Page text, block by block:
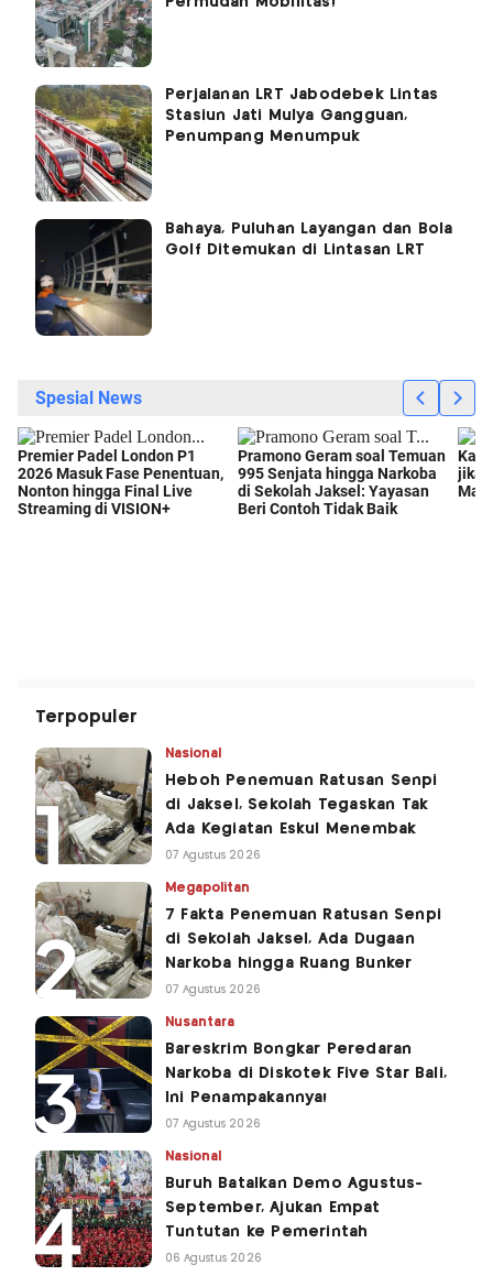
Perjalanan LRT Jabodebek Lintas
Stasiun Jati Mulya Gangguan,
Penumpang Menumpuk
Bahaya, Puluhan Layangan dan Bola
Golf Ditemukan di Lintasan LRT
Terpopuler
Nasional
Heboh Penemuan Ratusan Senpi
di Jaksel, Sekolah Tegaskan Tak
Ada Kegiatan Eskul Menembak
07 Agustus 2026
Megapolitan
7 Fakta Penemuan Ratusan Senpi
di Sekolah Jaksel, Ada Dugaan
Narkoba hingga Ruang Bunker
07 Agustus 2026
Nusantara
Bareskrim Bongkar Peredaran
Narkoba di Diskotek Five Star Bali,
Ini Penampakannya!
07 Agustus 2026
Nasional
Buruh Batalkan Demo Agustus-
September, Ajukan Empat
Tuntutan ke Pemerintah
06 Agustus 2026